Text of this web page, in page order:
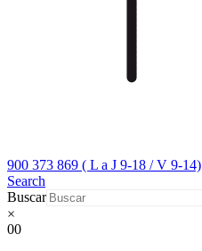
900 373 869 ( L a J 9-18 / V 9-14)
Search
Buscar
×
00